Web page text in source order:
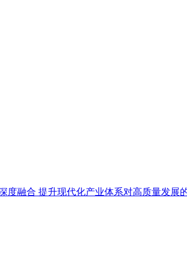
融合 提升现代化产业体系对高质量发展